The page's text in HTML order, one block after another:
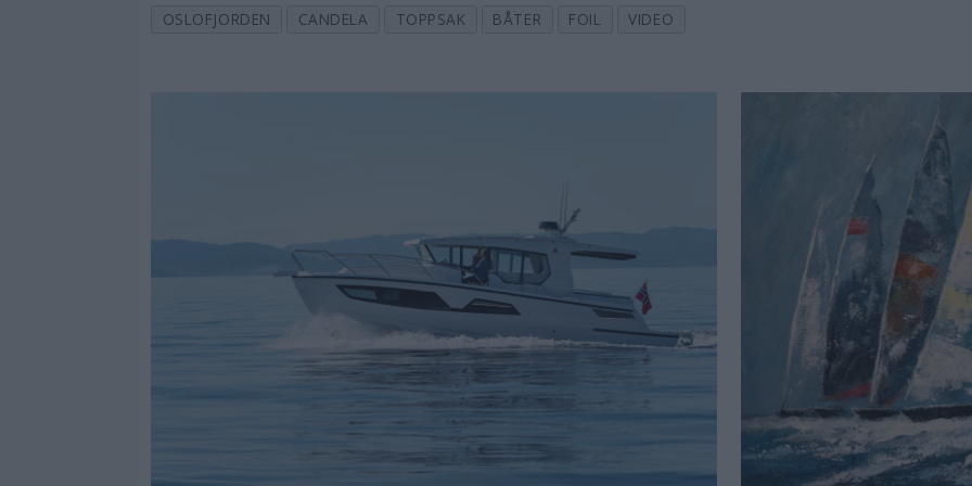
OSLOFJORDEN CANDELA TOPPSAK BÅTER FOIL VIDEO